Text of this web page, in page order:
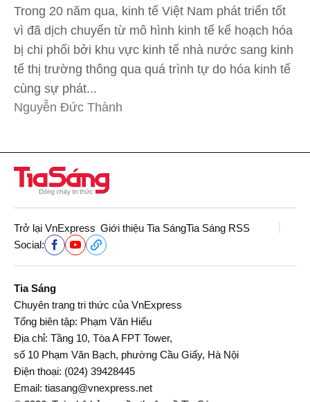
Trong 20 năm qua, kinh tế Việt Nam phát triển tốt
vì đã dịch chuyển từ mô hình kinh tế kế hoạch hóa
bị chi phối bởi khu vực kinh tế nhà nước sang kinh
tế thị trường thông qua quá trình tự do hóa kinh tế
cùng sự phát...
Nguyễn Đức Thành
Trở lại VnExpress Giới thiệu Tia SángTia Sáng RSS
Social:
Tia Sáng
Chuyên trang tri thức của VnExpress
Tổng biên tập: Phạm Văn Hiếu
Địa chỉ: Tầng 10, Tòa A FPT Tower,
số 10 Phạm Văn Bạch, phường Cầu Giấy, Hà Nội
Điện thoại: (024) 39428445
Email: tiasang@vnexpress.net